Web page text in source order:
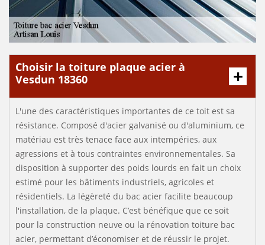
Choisir la toiture plaque acier à
Vesdun 18360
L'une des caractéristiques importantes de ce toit est sa
résistance. Composé d'acier galvanisé ou d'aluminium, ce
matériau est très tenace face aux intempéries, aux
agressions et à tous contraintes environnementales. Sa
disposition à supporter des poids lourds en fait un choix
estimé pour les bâtiments industriels, agricoles et
résidentiels. La légèreté du bac acier facilite beaucoup
l'installation, de la plaque. C’est bénéfique que ce soit
pour la construction neuve ou la rénovation toiture bac
acier, permettant d’économiser et de réussir le projet.